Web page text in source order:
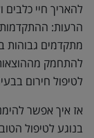
להאריך חיי
הרעות: ההתקדמות
מתקדמים גבוהות
להתחמק
לטיפול חירום
אז איך אפשר
בנוגע לטיפול